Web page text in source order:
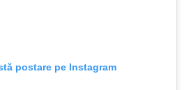
postare pe Instagram